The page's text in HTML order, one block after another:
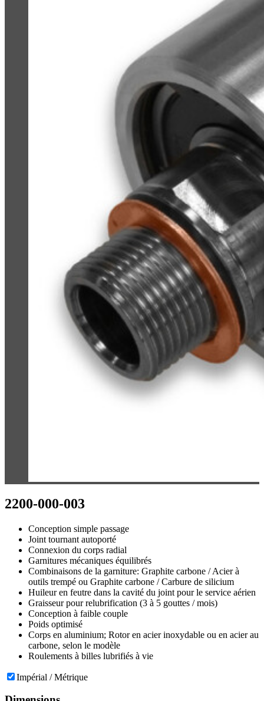
2200-000-003
Conception simple passage
Joint tournant autoporté
Connexion du corps radial
Garnitures mécaniques équilibrés
Combinaisons de la garniture: Graphite carbone / Acier à
outils trempé ou Graphite carbone / Carbure de silicium
Huileur en feutre dans la cavité du joint pour le service aérien
Graisseur pour relubrification (3 à 5 gouttes / mois)
Conception à faible couple
Poids optimisé
Corps en aluminium; Rotor en acier inoxydable ou en acier au
carbone, selon le modèle
Roulements à billes lubrifiés à vie
Impérial / Métrique